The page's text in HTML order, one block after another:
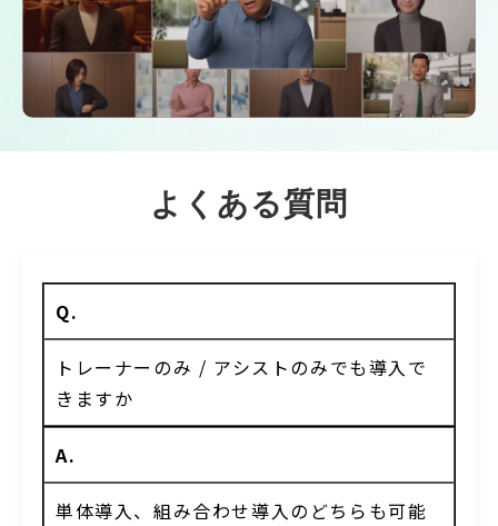
よくある質問
Q.
トレーナーのみ / アシストのみでも導入で
きますか
A.
単体導入、組み合わせ導入のどちらも可能